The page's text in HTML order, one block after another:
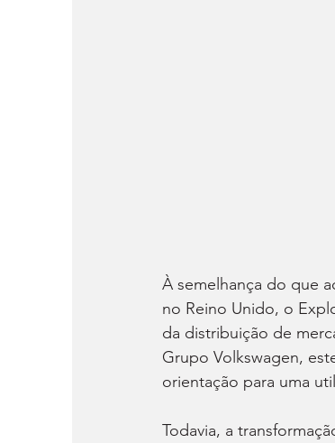
À semelhança do que
no Reino Unido, o
da distribuição de
Grupo Volkswagen,
orientação para uma
Todavia, a